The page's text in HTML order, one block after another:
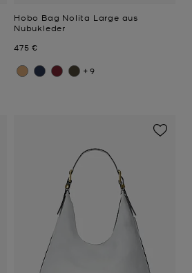
Hobo Bag Nolita Large aus
Nubukleder
Jetzt
475 €
+9